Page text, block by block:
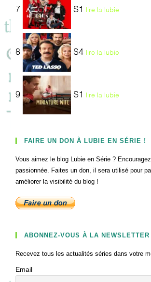
7 S1 lire la lubie
8 S4 lire la lubie
9 S1 lire la lubie
FAIRE UN DON À LUBIE EN SÉRIE !
Vous aimez le blog Lubie en Série ?
passionnée. Faites un don, il sera utilisé pour
améliorer la visibilité du blog !
ABONNEZ-VOUS À LA
Recevez tous les actualités séries dans votre
Email